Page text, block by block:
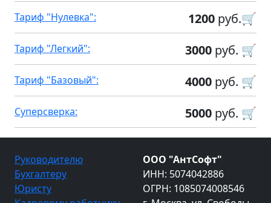
1200 руб.🛒
Тариф "Нулевка":
3000 руб. 🛒
Тариф "Легкий":
4000 руб. 🛒
Тариф "Базовый":
5000 руб. 🛒
Суперсверка:
Руководителю
Бухгалтеру
Юристу
ООО "АнтСофт"
ИНН: 5074042886
ОГРН: 1085074008546